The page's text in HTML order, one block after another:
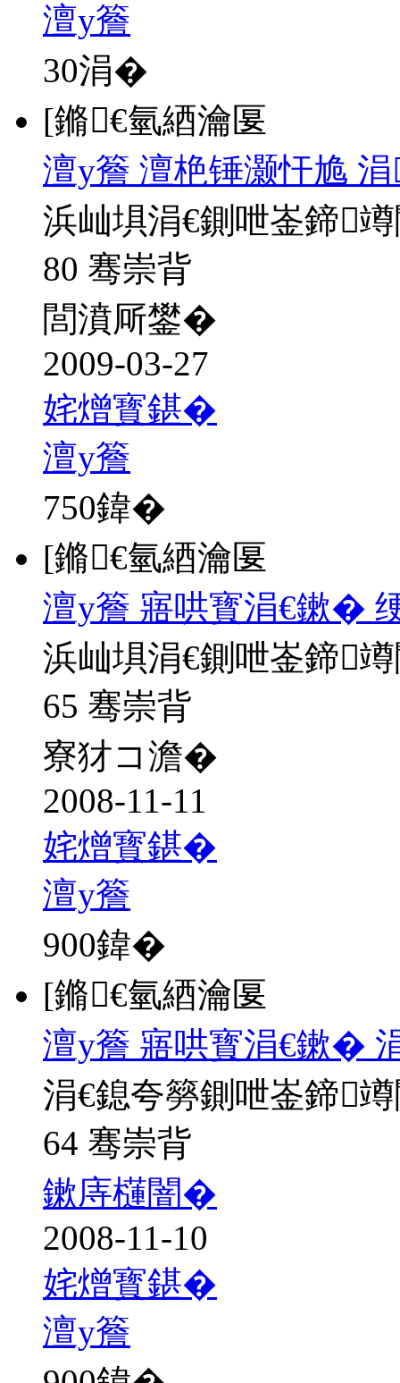
澶у簷
30涓�
[鏅€氫綇瀹匽
澶у簷 澶栬锤灏忓尯
浜屾埧涓€鍘呭崟鍗
80 骞崇背
閭濆厛鐢�
2009-03-27
姹熷寳鍖�
澶у簷
750鍏�
[鏅€氫綇瀹匽
澶у簷 寤哄寳涓€鏉�
浜屾埧涓€鍘呭崟鍗
65 骞崇背
寮犲コ澹�
2008-11-11
姹熷寳鍖�
澶у簷
900鍏�
[鏅€氫綇瀹匽
澶у簷 寤哄寳涓€鏉�
涓€鎴夸簩鍘呭崟鍗
64 骞崇背
鏉庤櫣闇�
2008-11-10
姹熷寳鍖�
澶у簷